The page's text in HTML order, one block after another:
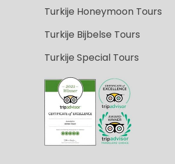
Turkije Honeymoon Tours
Turkije Bijbelse Tours
Turkije Special Tours